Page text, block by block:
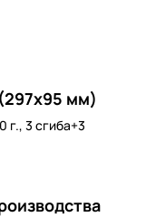
мм)
г., 3 сгиба+3